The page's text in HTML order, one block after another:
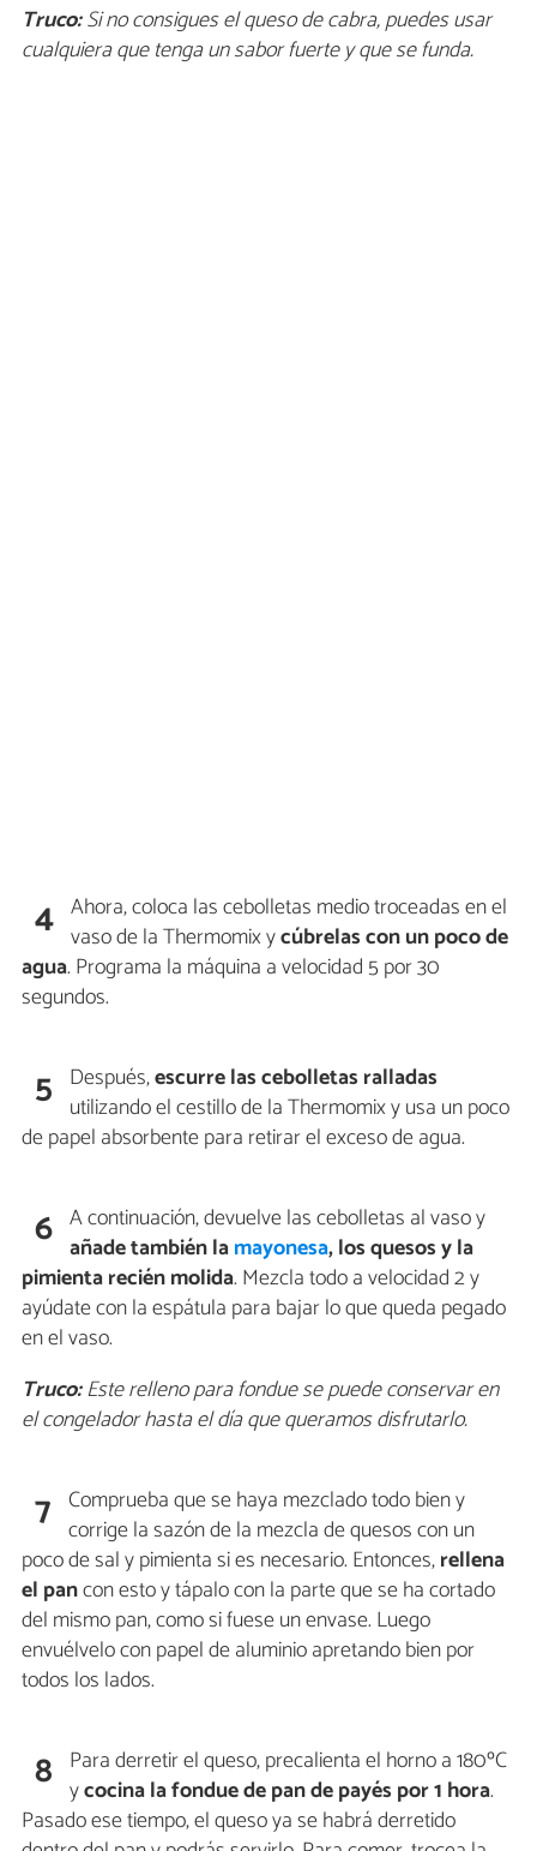
Truco:Si no consigues el queso de cabra, puedes usar
cualquiera que tenga un sabor fuerte y que se funda.
4 Ahora, coloca las cebolletas medio troceadas en el
vaso de la Thermomix ycúbrelas con un poco de
agua. Programa la máquina a velocidad 5 por 30
segundos.
5 Después,escurre las cebolletas ralladas
utilizando el cestillo de la Thermomix y usa un poco
de papel absorbente para retirar el exceso de agua.
6 A continuación, devuelve las cebolletas al vaso y
añade también lamayonesa, los quesos y la
pimienta recién molida. Mezcla todo a velocidad 2 y
ayúdate con la espátula para bajar lo que queda pegado
en el vaso.
Truco:Este relleno para fondue se puede conservar en
el congelador hasta el día que queramos disfrutarlo.
7 Comprueba que se haya mezclado todo bien y
corrige la sazón de la mezcla de quesos con un
poco de sal y pimienta si es necesario. Entonces,rellena
el pancon esto y tápalo con la parte que se ha cortado
del mismo pan, como si fuese un envase. Luego
envuélvelo con papel de aluminio apretando bien por
todos los lados.
8 Para derretir el queso, precalienta el horno a 180ºC
ycocina la fondue de pan de payés por 1 hora.
Pasado ese tiempo, el queso ya se habrá derretido